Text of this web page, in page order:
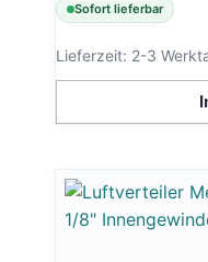
Sofort lieferbar
Lieferzeit: 2-3